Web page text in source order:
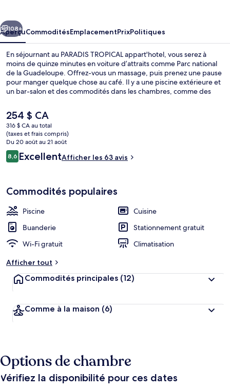
Suivant
108+
AperçuCommoditésEmplacementPrixPolitiques
En séjournant au PARADIS TROPICAL appart'hotel, vous serez à
moins de quinze minutes en voiture d’attraits comme Parc national
de la Guadeloupe. Offrez-vous un massage, puis prenez une pause
pour manger quelque chose au café. Il y a une piscine extérieure et
un bar-salon et des commodités dans les chambres, comme des
Le
prix
actuel
est
de 254 $ CA
254 $ CA
316 $ CA au total
(taxes et frais compris)
Du 20 août au 21 août
Avis
8,68,6 sur 10 –
ExcellentAfficher les 63 avis
Commodités populaires
Piscine
Cuisine
Buanderie
Stationnement gratuit
Wi-Fi gratuit
Climatisation
Afficher tout
Commodités principales (12)
Comme à la maison (6)
Options de chambre
Vérifiez la disponibilité pour ces dates